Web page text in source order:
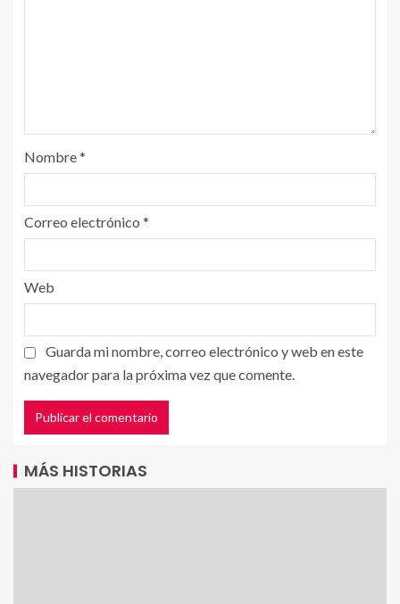
Nombre*
Correo electrónico *
Web
Guarda mi nombre, correo electrónico y web en este
navegador para la próxima vez que comente.
MÁS HISTORIAS